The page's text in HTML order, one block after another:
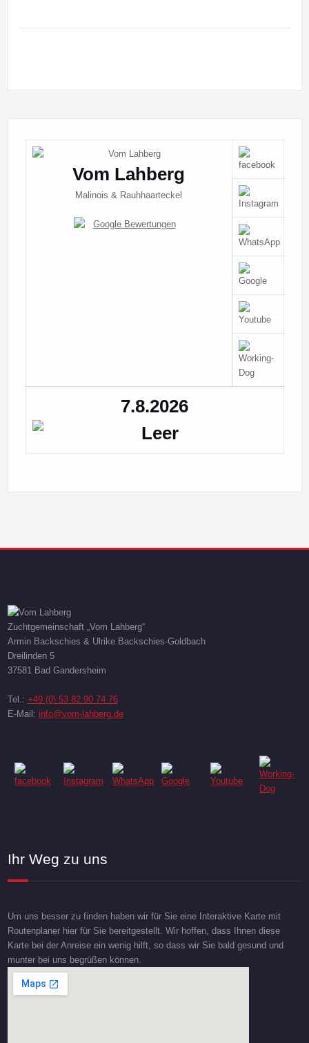
Vom Lahberg
Malinois & Rauhhaarteckel
7.8.2026
Zuchtgemeinschaft „Vom Lahberg“
Armin Backschies & Ulrike Backschies-Goldbach
Dreilinden 5
37581 Bad Gandersheim
Tel.: +49 (0) 53 82 90 74 76
E-Mail: info@vom-lahberg.de
Ihr Weg zu uns
Um uns besser zu finden haben wir für Sie eine Interaktive Karte mit
Routenplaner hier für Sie bereitgestellt. Wir hoffen, dass Ihnen diese
Karte bei der Anreise ein wenig hilft, so dass wir Sie bald gesund und
munter bei uns begrüßen können.